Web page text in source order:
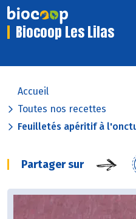
Biocoop Les Lilas
Accueil
Toutes nos recettes
Feuilletés apéritif à
Partager sur